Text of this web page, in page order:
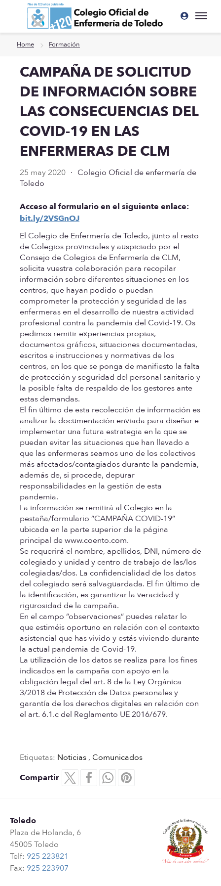
Ir a contenido principal
Home Formación
CAMPAÑA DE SOLICITUD
DE INFORMACIÓN SOBRE
LAS CONSECUENCIAS DEL
COVID-19 EN LAS
ENFERMERAS DE CLM
25 may 2020 · Colegio Oficial de enfermería de
Toledo
Acceso al formulario en el siguiente enlace:
bit.ly/2VSGnOJ
El Colegio de Enfermería de Toledo, junto al resto
de Colegios provinciales y auspiciado por el
Consejo de Colegios de Enfermería de CLM,
solicita vuestra colaboración para recopilar
información sobre diferentes situaciones en los
centros, que hayan podido o puedan
comprometer la protección y seguridad de las
enfermeras en el desarrollo de nuestra actividad
profesional contra la pandemia del Covid-19. Os
pedimos remitir experiencias propias,
documentos gráficos, situaciones documentadas,
escritos e instrucciones y normativas de los
centros, en los que se ponga de manifiesto la falta
de protección y seguridad del personal sanitario y
la posible falta de respaldo de los gestores ante
estas demandas.
El fin último de esta recolección de información es
analizar la documentación enviada para diseñar e
implementar una futura estrategia en la que se
puedan evitar las situaciones que han llevado a
que las enfermeras seamos uno de los colectivos
más afectados/contagiados durante la pandemia,
además de, si procede, depurar
responsabilidades en la gestión de esta
pandemia.
La información se remitirá al Colegio en la
pestaña/formulario “CAMPAÑA COVID-19”
ubicada en la parte superior de la página
principal de www.coento.com.
Se requerirá el nombre, apellidos, DNI, número de
colegiado y unidad y centro de trabajo de las/los
colegiadas/dos. La confidencialidad de los datos
del colegiado será salvaguardada. El fin último de
la identificación, es garantizar la veracidad y
rigurosidad de la campaña.
En el campo “observaciones” puedes relatar lo
que estiméis oportuno en relación con el contexto
asistencial que has vivido y estás viviendo durante
la actual pandemia de Covid-19.
La utilización de los datos se realiza para los fines
indicados en la campaña con apoyo en la
obligación legal del art. 8 de la Ley Orgánica
3/2018 de Protección de Datos personales y
garantía de los derechos digitales en relación con
el art. 6.1.c del Reglamento UE 2016/679.
Etiquetas: Noticias , Comunicados
Compartir
Toledo
Plaza de Holanda, 6
45005 Toledo
Telf: 925 223821
Fax: 925 223907